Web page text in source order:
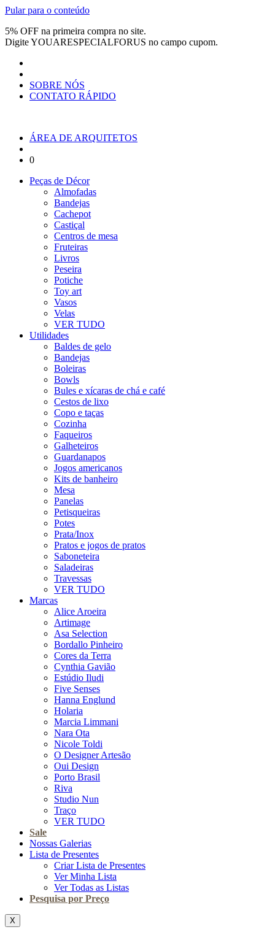
Pular para o conteúdo
5% OFF na primeira compra no site.
DigiteYOUARESPECIALFORUS no campo cupom.
SOBRE NÓS
CONTATO RÁPIDO
ÁREA DE ARQUITETOS
0
Peças de Décor
Almofadas
Bandejas
Cachepot
Castiçal
Centros de mesa
Fruteiras
Livros
Peseira
Potiche
Toy art
Vasos
Velas
VER TUDO
Utilidades
Baldes de gelo
Bandejas
Boleiras
Bowls
Bules e xícaras de chá e café
Cestos de lixo
Copo e taças
Cozinha
Faqueiros
Galheteiros
Guardanapos
Jogos americanos
Kits de banheiro
Mesa
Panelas
Petisqueiras
Potes
Prata/Inox
Pratos e jogos de pratos
Saboneteira
Saladeiras
Travessas
VER TUDO
Marcas
Alice Aroeira
Artimage
Asa Selection
Bordallo Pinheiro
Cores da Terra
Cynthia Gavião
Estúdio Iludi
Five Senses
Hanna Englund
Holaria
Marcia Limmani
Nara Ota
Nicole Toldi
O Designer Artesão
Oui Design
Porto Brasil
Riva
Studio Nun
Traço
VER TUDO
Sale
Nossas Galerias
Lista de Presentes
Criar Lista de Presentes
Ver Minha Lista
Ver Todas as Listas
Pesquisa por Preço
X